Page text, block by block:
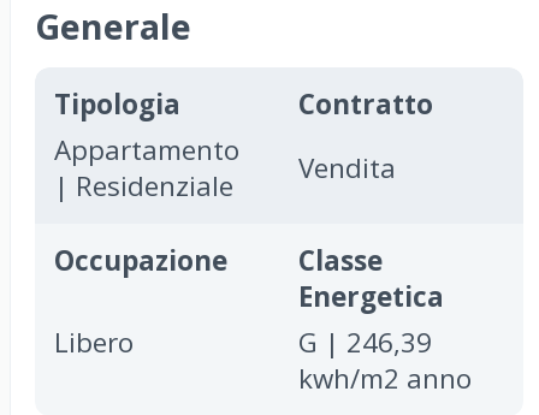
Generale
Tipologia
Appartamento
| Residenziale
Contratto
Vendita
Occupazione
Libero
Classe
Energetica
G | 246,39
kwh/m2 anno